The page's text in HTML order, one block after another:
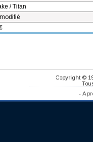
/ Titan
Copyright ©
- A